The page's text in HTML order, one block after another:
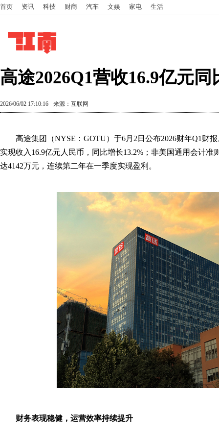
首页 资讯 科技 财商 汽车 文娱 家电 生活
高途2026Q1营收16.9亿元
2026/06/02 17:10:16 来源：互联网
高途集团（NYSE：GOTU）于6月2日公布2026财年Q1财
实现收入16.9亿元人民币，同比增长13.2%；非美国通用会计
达4142万元，连续第二年在一季度实现盈利。
财务表现稳健，运营效率持续提升